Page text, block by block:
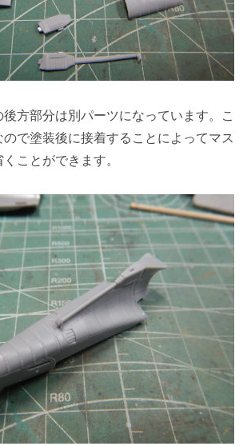
方部分は別パーツになっています。こ
で塗装後に接着することによってマス
ことができます。